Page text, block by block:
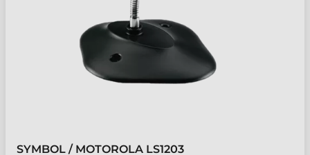
SYMBOL / MOTOROLA LS1203